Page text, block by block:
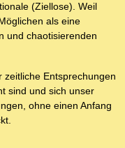
(Ziellose). Weil
als eine
und chaotisierenden
zeitliche Entsprechungen
sind und sich unser
ohne einen Anfang